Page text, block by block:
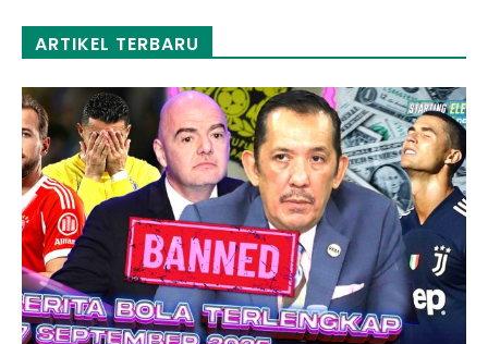
ARTIKEL TERBARU